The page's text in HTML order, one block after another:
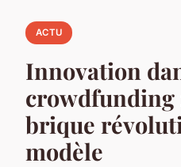
ACTU
Innovation
crowdfunding
brique
modèle